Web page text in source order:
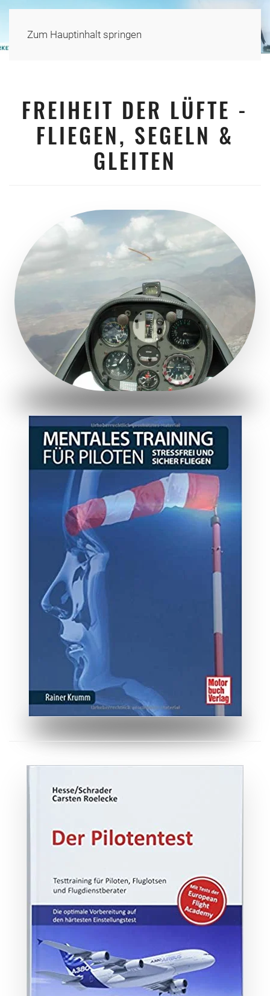
Zum Hauptinhalt springen
FREIHEIT DER LÜFTE -
FLIEGEN, SEGELN &
GLEITEN
ZUM BUCH